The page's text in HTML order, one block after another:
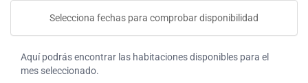
Selecciona fechas para comprobar disponibilidad
Aquí podrás encontrar las habitaciones disponibles para el
mes seleccionado.